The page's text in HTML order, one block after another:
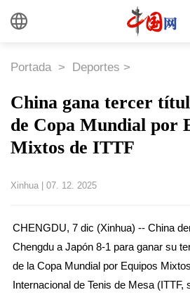
Portada > Deportes >
China gana tercer
de Copa Mundial por
Mixtos de ITTF
Xinhua 07. 12. 2025
CHENGDU, 7 dic (Xinhua) -- China
Chengdu a Japón 8-1 para ganar su
de la Copa Mundial por Equipos
Internacional de Tenis de Mesa (ITTF,